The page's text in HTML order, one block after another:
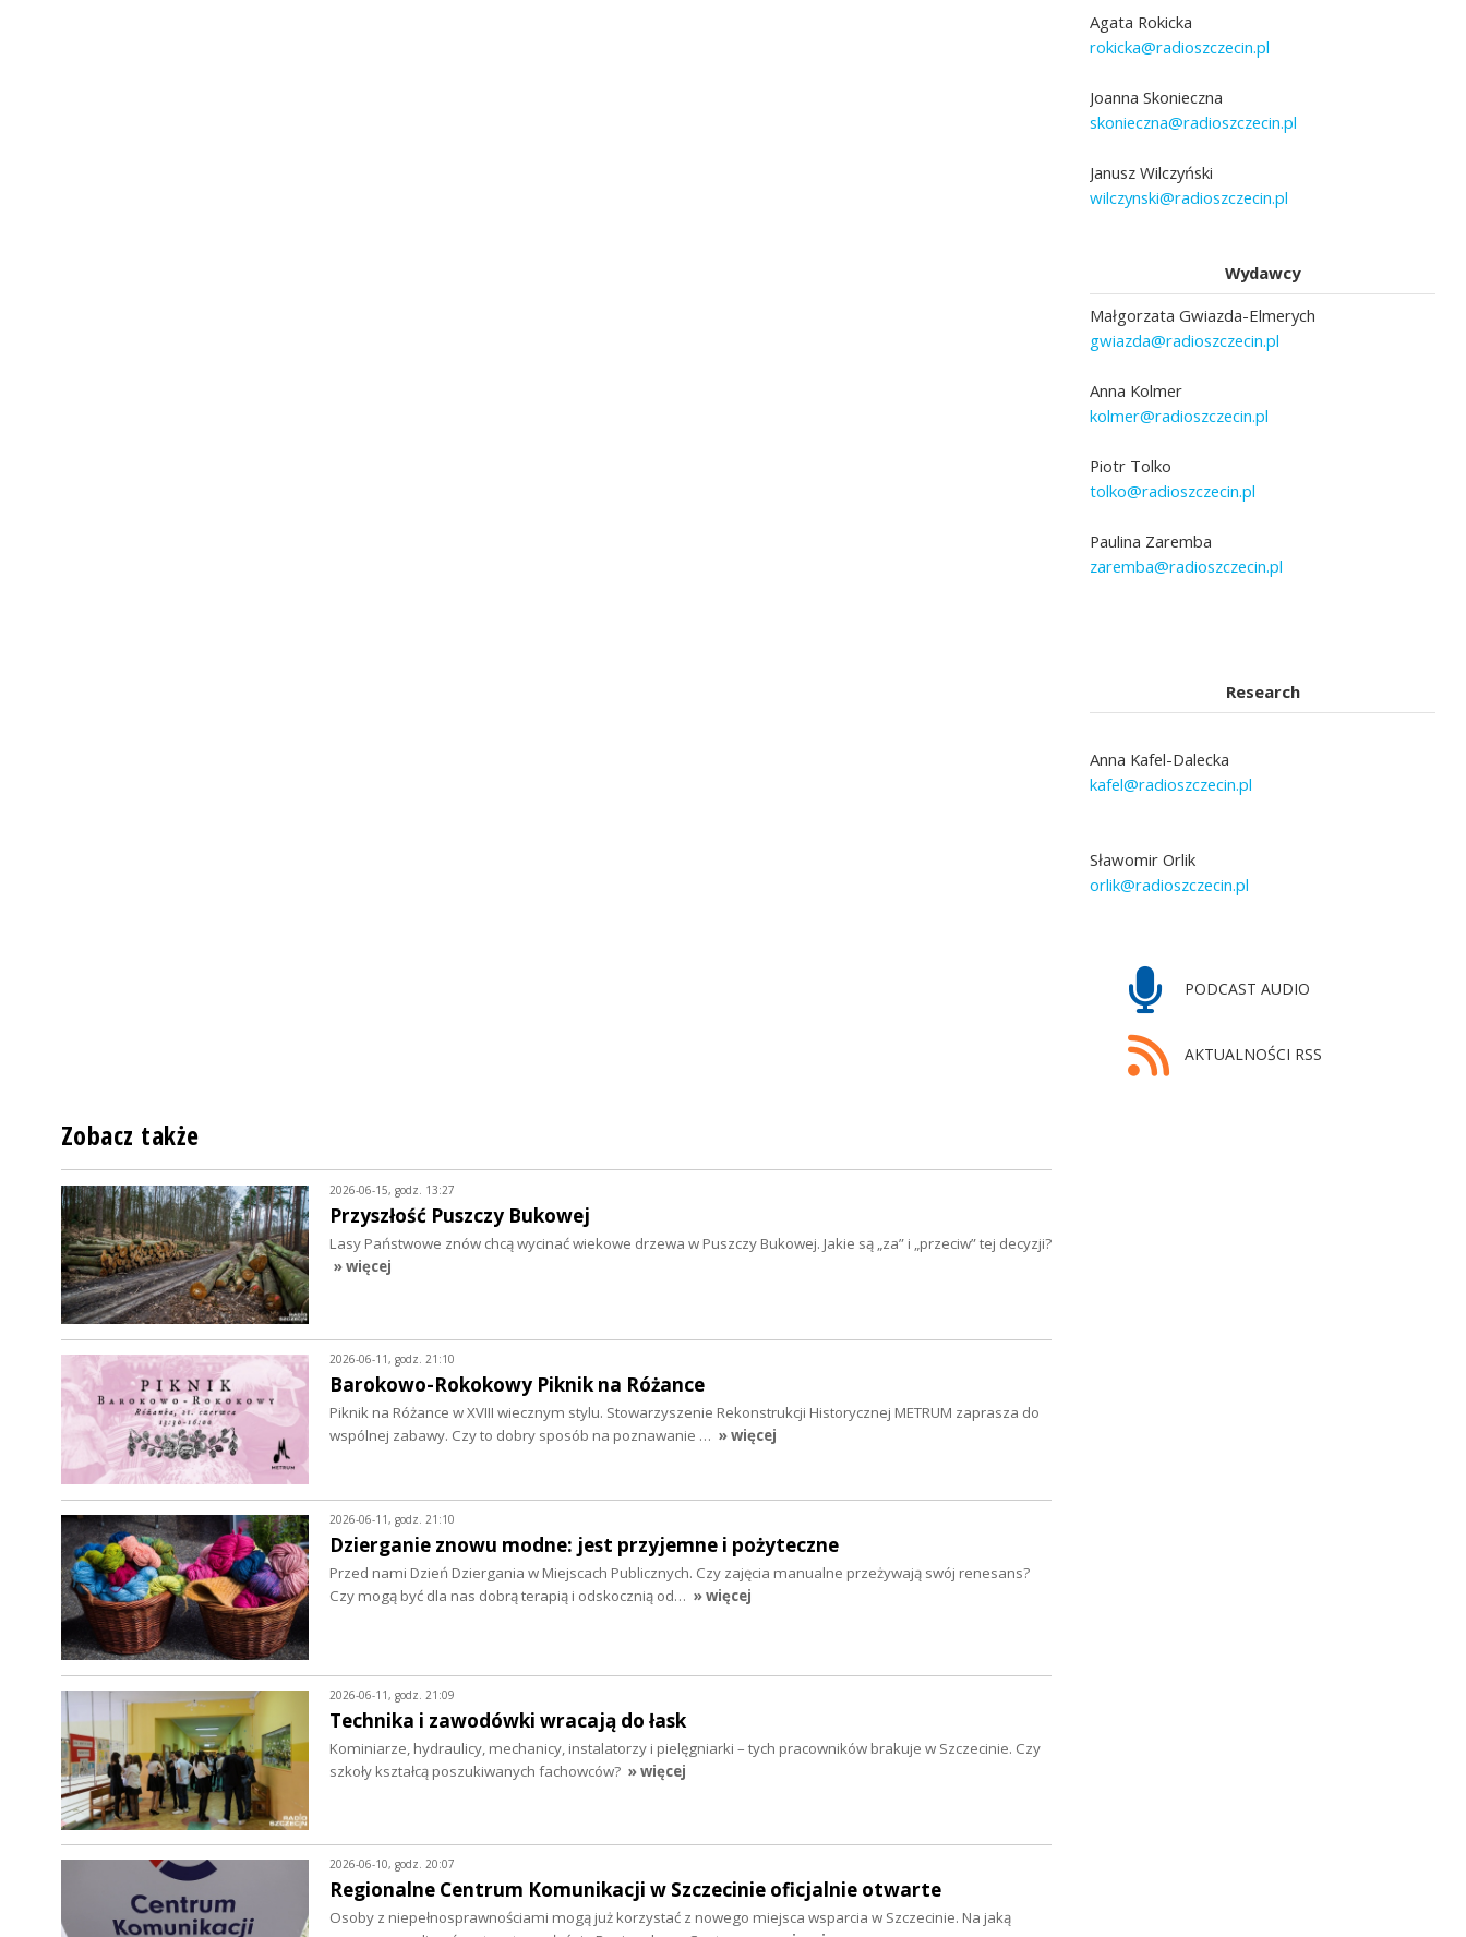
Agata Rokicka
rokicka@radioszczecin.pl
Joanna Skonieczna
skonieczna@radioszczecin.pl
Janusz Wilczyński
wilczynski@radioszczecin.pl
Wydawcy
Małgorzata Gwiazda-Elmerych
gwiazda@radioszczecin.pl
Anna Kolmer
kolmer@radioszczecin.pl
Piotr Tolko
tolko@radioszczecin.pl
Paulina Zaremba
zaremba@radioszczecin.pl
Research
Anna Kafel-Dalecka
kafel@radioszczecin.pl
Sławomir Orlik
orlik@radioszczecin.pl
PODCAST AUDIO
AKTUALNOŚCI RSS
Zobacz także
2026-06-15, godz. 13:27
Przyszłość Puszczy Bukowej
Lasy Państwowe znów chcą wycinać wiekowe drzewa w Puszczy Bukowej. Jakie są „za” i „przeciw” tej decyzji?
» więcej
2026-06-11, godz. 21:10
Barokowo-Rokokowy Piknik na Różance
Piknik na Różance w XVIII wiecznym stylu. Stowarzyszenie Rekonstrukcji Historycznej METRUM zaprasza do
wspólnej zabawy. Czy to dobry sposób na poznawanie … » więcej
2026-06-11, godz. 21:10
Dzierganie znowu modne: jest przyjemne i pożyteczne
Przed nami Dzień Dziergania w Miejscach Publicznych. Czy zajęcia manualne przeżywają swój renesans?
Czy mogą być dla nas dobrą terapią i odskocznią od… » więcej
2026-06-11, godz. 21:09
Technika i zawodówki wracają do łask
Kominiarze, hydraulicy, mechanicy, instalatorzy i pielęgniarki – tych pracowników brakuje w Szczecinie. Czy
szkoły kształcą poszukiwanych fachowców? » więcej
2026-06-10, godz. 20:07
Regionalne Centrum Komunikacji w Szczecinie oficjalnie otwarte
Osoby z niepełnosprawnościami mogą już korzystać z nowego miejsca wsparcia w Szczecinie. Na jaką